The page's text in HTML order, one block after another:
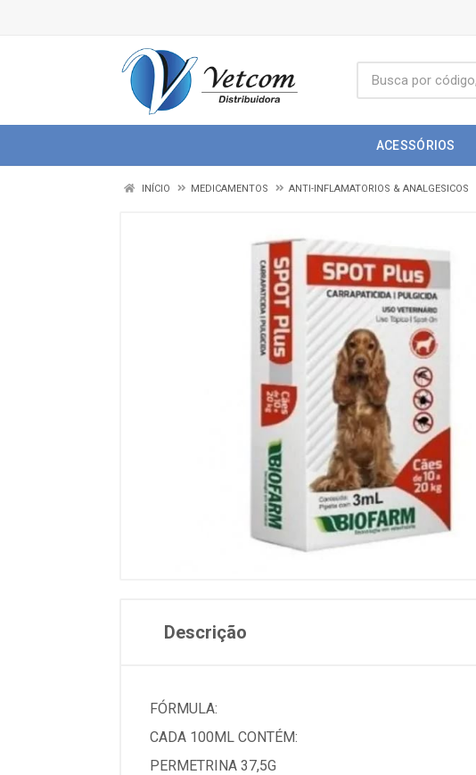
ACESSÓRIOS
INÍCIO MEDICAMENTOS ANTI-INFLAMATORIOS & ANALGESICOS
Descrição
FÓRMULA:
CADA 100ML CONTÉM:
PERMETRINA 37,5G